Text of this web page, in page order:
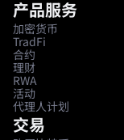
产品服务
加密货币
TradFi
合约
理财
RWA
活动
代理人计划
交易